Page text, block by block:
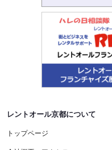
レントオール京都について
トップページ